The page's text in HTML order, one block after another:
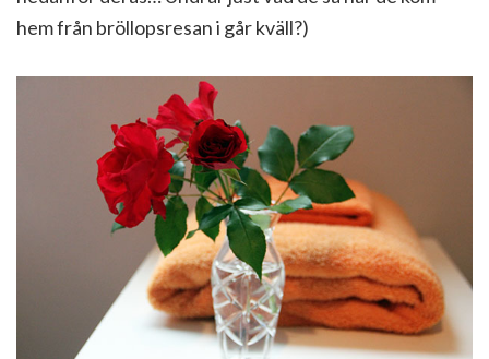
hem från bröllopsresan i går kväll?)